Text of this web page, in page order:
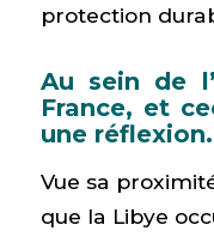
protection
Au sein de
France, et
une réflexion.
Vue sa
que la Libye